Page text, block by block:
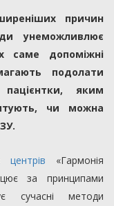
причин
унеможливлює
саме допоміжні
подолати
яким
чи можна
«Гармонія
за принципами
сучасні методи